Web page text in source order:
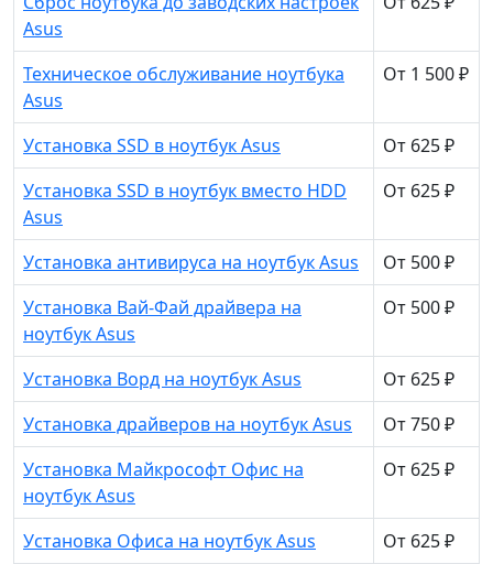
Asus
Техническое обслуживание ноутбука
Asus
От 1 500 ₽
Установка SSD в ноутбук Asus
От 625 ₽
Установка SSD в ноутбук вместо HDD
Asus
От 625 ₽
Установка антивируса на ноутбук Asus
От 500 ₽
Установка Вай-Фай драйвера на
ноутбук Asus
От 500 ₽
Установка Ворд на ноутбук Asus
От 625 ₽
Установка драйверов на ноутбук Asus
От 750 ₽
Установка Майкрософт Офис на
ноутбук Asus
От 625 ₽
Установка Офиса на ноутбук Asus
От 625 ₽